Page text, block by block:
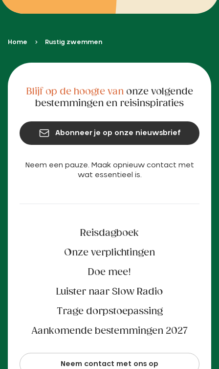
Home Rustig zwemmen
Neem een pauze. Maak opnieuw contact met
wat essentieel is.
Reisdagboek
Onze verplichtingen
Doe mee!
Luister naar Slow Radio
Trage dorpstoepassing
Aankomende bestemmingen 2027
Neem contact met ons op
Blijf op de hoogte vanonze volgende
bestemmingen en reisinspiraties
Abonneer je op onze nieuwsbrief